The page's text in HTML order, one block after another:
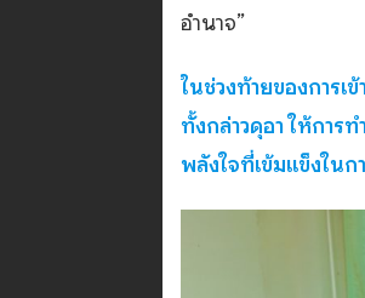
อำนาจ”
ในช่วงท้ายของการ
ทั้งกล่าวดุอา ให้การ
พลังใจที่เข้มแข็งใน